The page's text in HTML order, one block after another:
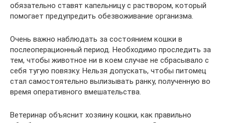
обязательно ставят капельницу с раствором, который
помогает предупредить обезвоживание организма.
Очень важно наблюдать за состоянием кошки в
послеоперационный период. Необходимо проследить за
тем, чтобы животное ни в коем случае не сбрасывало с
себя тугую повязку. Нельзя допускать, чтобы питомец
стал самостоятельно вылизывать ранку, полученную во
время оперативного вмешательства.
Ветеринар объяснит хозяину кошки, как правильно